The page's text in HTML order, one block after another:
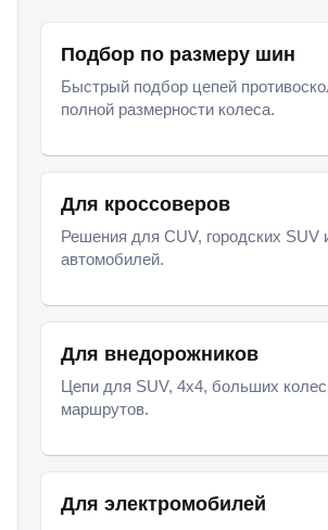
Подбор по размеру шин
Быстрый подбор цепей
полной размерности колеса.
Для кроссоверов
Решения для CUV, городских SUV
автомобилей.
Для внедорожников
Цепи для SUV, 4x4, больших
маршрутов.
Для электромобилей